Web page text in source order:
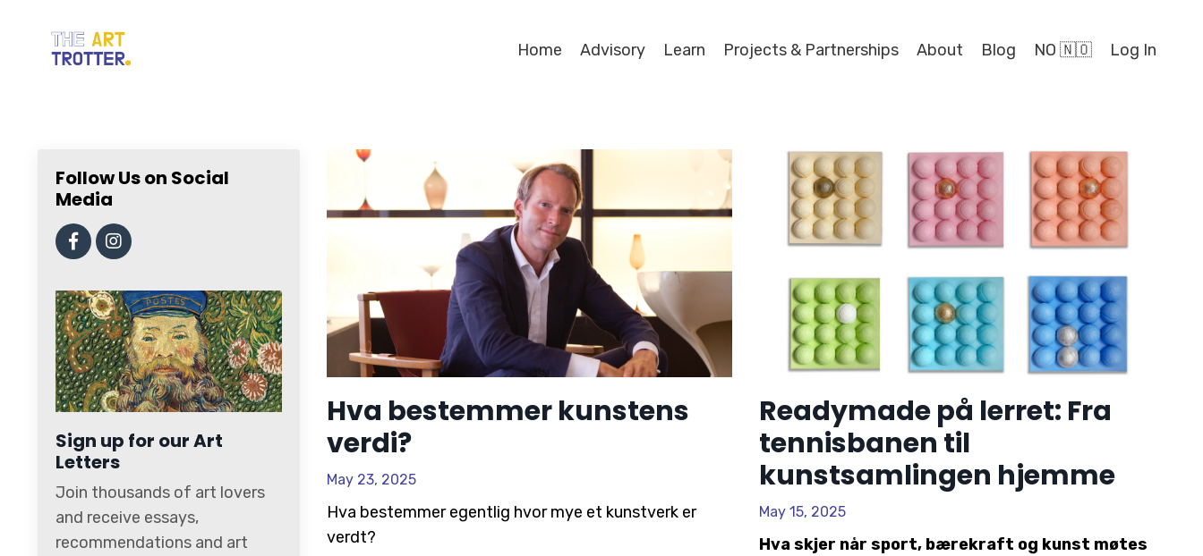
Home Advisory Learn Projects & Partnerships About Blog NO 🇳🇴 Log In
Hva bestemmer kunstens
verdi?
May 23, 2025
Hva bestemmer egentlig hvor mye et kunstverk er
verdt?
Readymade på lerret: Fra
tennisbanen til
kunstsamlingen hjemme
May 15, 2025
Hva skjer når sport, bærekraft og kunst møtes
Follow Us on Social
Media
Sign up for our Art
Letters
Join thousands of art lovers
and receive essays,
recommendations and art